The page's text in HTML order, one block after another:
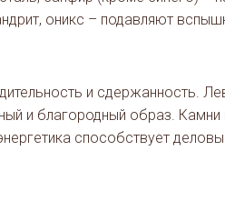
оникс – подавляют
и сдержанность.
и благородный образ.
способствует